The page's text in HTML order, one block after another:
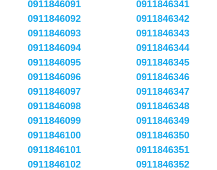
0911846091
0911846092
0911846093
0911846094
0911846095
0911846096
0911846097
0911846098
0911846099
0911846100
0911846101
0911846102
0911846341
0911846342
0911846343
0911846344
0911846345
0911846346
0911846347
0911846348
0911846349
0911846350
0911846351
0911846352